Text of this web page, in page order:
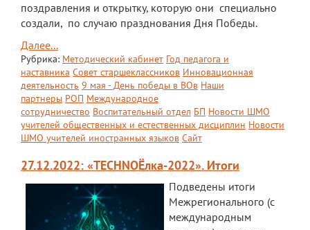
поздравления и открытку, которую они специально
создали, по случаю празднования Дня Победы.
Далее...
Рубрика: Методический кабинет Год педагога и
наставника Совет старшеклассников Инновационная
деятельность 9 мая - День победы в ВОв Наши
партнеры РОП Международное
сотрудничество Воспитательный отдел БП Новости ШМО
учителей общественных и естественных дисциплин Новости
ШМО учителей иностранных языков Сайт
27.12.2022: «TECHNOЁлка-2022». Итоги
Подведены итоги
Межрегионального (с
международным